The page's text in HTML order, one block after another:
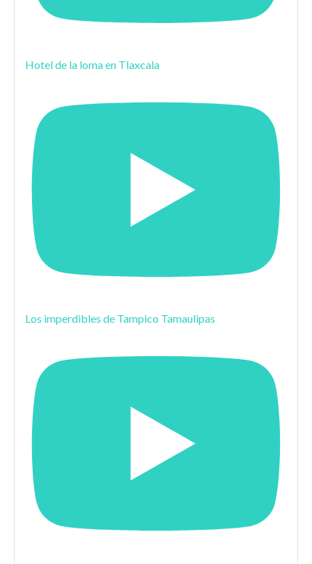
Hotel de la loma en Tlaxcala
Los imperdibles de Tampico Tamaulipas